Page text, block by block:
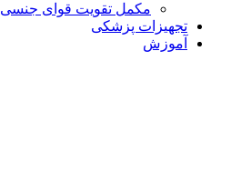
مکمل تقویت قوای جنسی
تجهیزات پزشکی
آموزش